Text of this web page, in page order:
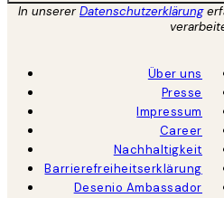
In unsererDatenschutzerklärung
Über uns
Presse
Impressum
Career
Nachhaltigkeit
Barrierefreiheitserklärung
Desenio Ambassador